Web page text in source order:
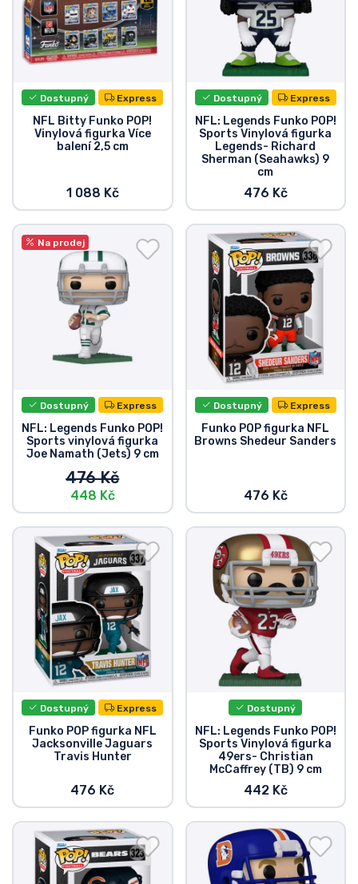
Dostupný Express
NFL Bitty Funko POP!
Vinylová figurka Více
balení 2,5 cm
1 088 Kč
Dostupný Express
NFL: Legends Funko POP!
Sports Vinylová figurka
Legends- Richard
Sherman (Seahawks) 9
cm
476 Kč
Na prodej
Dostupný Express
NFL: Legends Funko POP!
Sports vinylová figurka
Joe Namath (Jets) 9 cm
476 Kč
448 Kč
Dostupný Express
Funko POP figurka NFL
Browns Shedeur Sanders
476 Kč
Dostupný Express
Funko POP figurka NFL
Jacksonville Jaguars
Travis Hunter
476 Kč
Dostupný
NFL: Legends Funko POP!
Sports Vinylová figurka
49ers- Christian
McCaffrey (TB) 9 cm
442 Kč
Hráčské věci
Sportovní věci
Hudební věci
Značky